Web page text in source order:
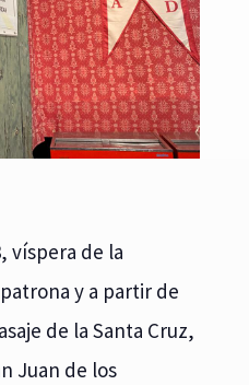
víspera de la
y a partir de
de la Santa Cruz,
Juan de los